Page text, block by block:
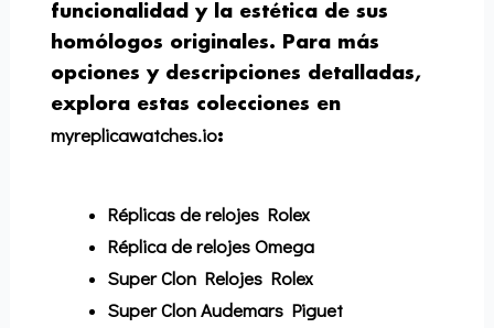
funcionalidad y la estética de sus
homólogos originales. Para más
opciones y descripciones detalladas,
explora estas colecciones en
myreplicawatches.io:
Réplicas de relojes Rolex
Réplica de relojes Omega
Super Clon Relojes Rolex
Super Clon Audemars Piguet